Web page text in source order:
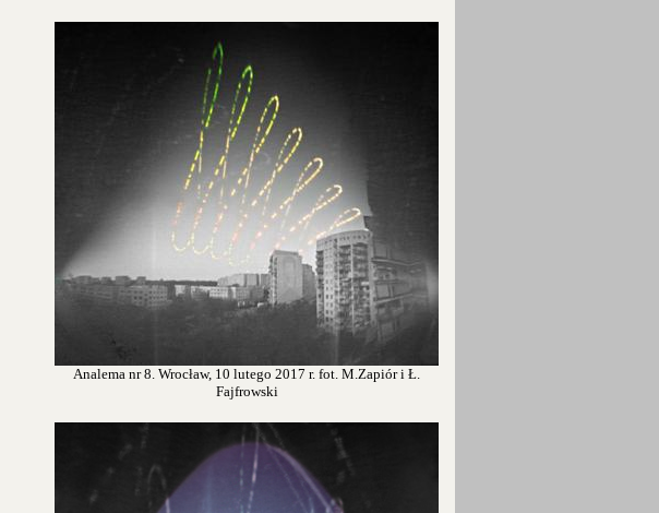
Analema nr 8. Wrocław, 10 lutego 2017 r. fot. M.Zapiór i Ł.
Fajfrowski